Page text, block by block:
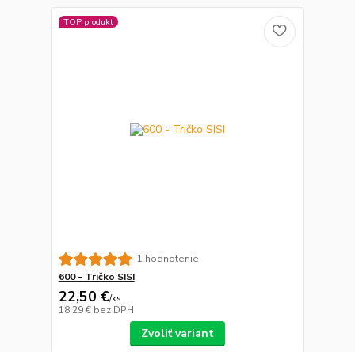
TOP produkt
1 hodnotenie
600 - Tričko SISI
22,50 €/ks
18,29 € bez DPH
Zvoliť variant